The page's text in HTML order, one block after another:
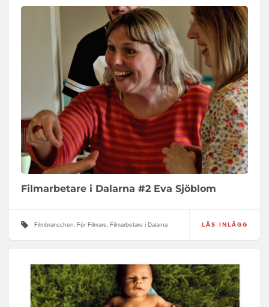
Filmarbetare i Dalarna #2 Eva Sjöblom
Filmbranschen, För Filmare, Filmarbetare i Dalarna LÄS INLÄGG